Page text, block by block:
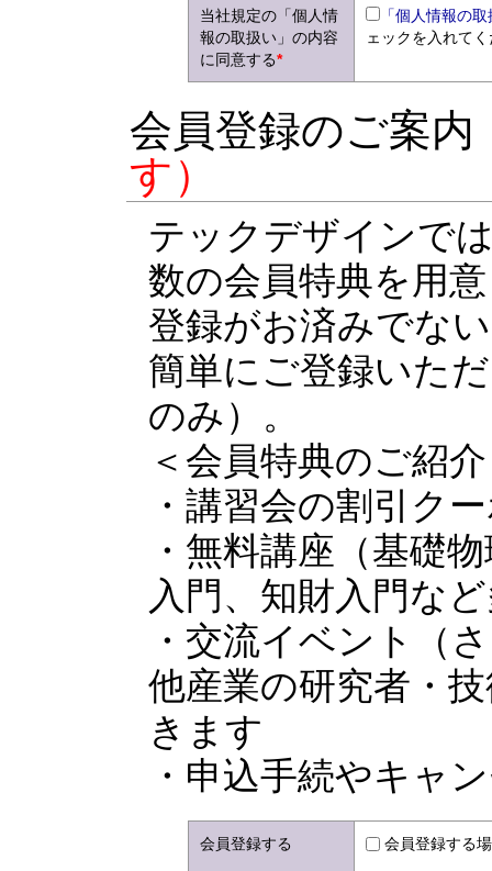
当社規定の「個人情
報の取扱い」の内容
に同意する*
「個人情報の
ェックを入れて
会員登録のご案内
す）
テックデザインで
数の会員特典を用
登録がお済みでな
簡単にご登録いた
のみ）。
＜会員特典のご紹
・講習会の割引ク
・無料講座（基礎
入門、知財入門な
・交流イベント（
他産業の研究者・
きます
・申込手続やキャ
会員登録する 会員登録する